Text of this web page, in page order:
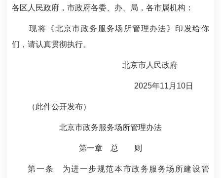
各区人民政府，市政府各委、办、局，各市属机构：
现将《北京市政务服务场所管理办法》印发给你
们，请认真贯彻执行。
北京市人民政府
2025年11月10日
（此件公开发布）
北京市政务服务场所管理办法
第一章 总 则
第一条
为进一步规范本市政务服务场所建设管